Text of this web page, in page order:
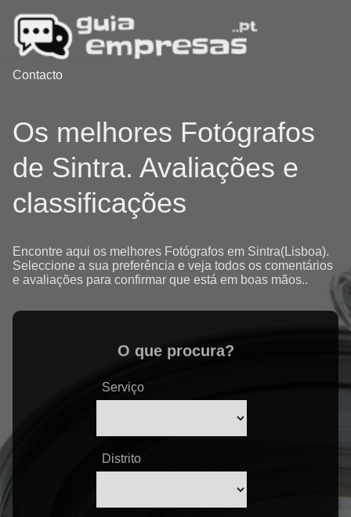
Contacto
Os melhores Fotógrafos
de Sintra. Avaliações e
classificações
Encontre aqui os melhores Fotógrafos em Sintra(Lisboa).
Seleccione a sua preferência e veja todos os comentários
e avaliações para confirmar que está em boas mãos..
O que procura?
Serviço
Distrito